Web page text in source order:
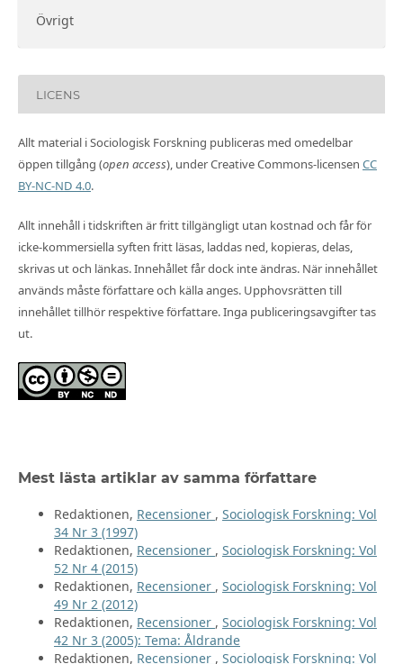
Övrigt
LICENS
Allt material i Sociologisk Forskning publiceras med omedelbar
öppen tillgång (open access), under Creative Commons-licensen CC
BY-NC-ND 4.0.
Allt innehåll i tidskriften är fritt tillgängligt utan kostnad och får för
icke-kommersiella syften fritt läsas, laddas ned, kopieras, delas,
skrivas ut och länkas. Innehållet får dock inte ändras. När innehållet
används måste författare och källa anges. Upphovsrätten till
innehållet tillhör respektive författare. Inga publiceringsavgifter tas
ut.
Mest lästa artiklar av samma författare
Redaktionen, Recensioner , Sociologisk Forskning: Vol
34 Nr 3 (1997)
Redaktionen, Recensioner , Sociologisk Forskning: Vol
52 Nr 4 (2015)
Redaktionen, Recensioner , Sociologisk Forskning: Vol
49 Nr 2 (2012)
Redaktionen, Recensioner , Sociologisk Forskning: Vol
42 Nr 3 (2005): Tema: Åldrande
Redaktionen, Recensioner , Sociologisk Forskning: Vol